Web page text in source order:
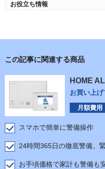
お役立ち情報
この記事に関連する商品
HOME
お買い上
月額費用
スマホで簡単に警備操作
24時間365日の徹底警備。
お手頃価格で家計も警備も